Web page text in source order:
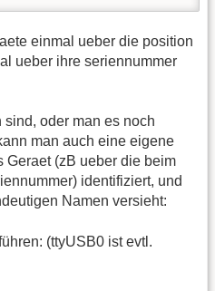
einmal ueber die position
ueber ihre seriennummer
oder man es noch
man auch eine eigene
Geraet (zB ueber die beim
identifiziert, und
Namen versieht:
(ttyUSB0 ist evtl.